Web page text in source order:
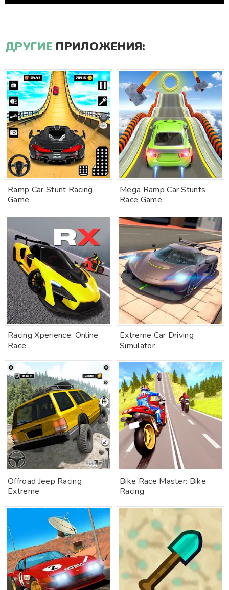
ДРУГИЕ ПРИЛОЖЕНИЯ:
Ramp Car Stunt Racing
Game
Mega Ramp Car Stunts
Race Game
Racing Xperience: Online
Race
Extreme Car Driving
Simulator
Offroad Jeep Racing
Extreme
Bike Race Master: Bike
Racing